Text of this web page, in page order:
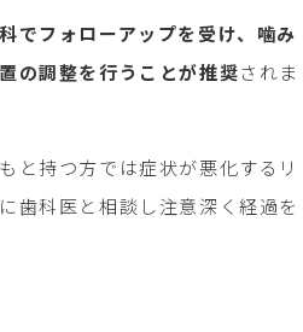
でフォローアップを受け、噛み
の調整を行うことが推奨されま
と持つ方では症状が悪化するリ
歯科医と相談し注意深く経過を